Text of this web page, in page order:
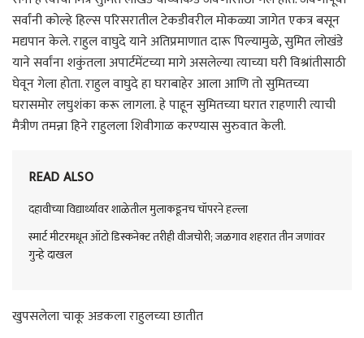
सर्वांनी कोल्हे हिल्स परिसरातील टेकडीवरील मोकळ्या जागेत एकत्र बसून
मद्यपान केले. राहुल वाघुदे याने अतिप्रमाणात दारू पिल्यामुळे, सुमित लोखंडे
याने सर्वांना शकुंतला अपार्टमेंटच्या मागे असलेल्या त्याच्या घरी विश्रांतीसाठी
घेवून गेला होता. राहुल वाघुदे हा घराबाहेर आला आणि तो सुमितच्या
घरासमोर लघुशंका करू लागला. हे पाहून सुमितच्या घरात राहणारी त्याची
मैत्रीण तमन्ना हिने राहुलला शिवीगाळ करण्यास सुरुवात केली.
READ ALSO
दहावीच्या विद्यार्थ्यावर शाळेतील मुलाकडूनच चॉपरने हल्ला
स्मार्ट मीटरमधून ऑटो डिस्कनेक्ट तरीही वीजचोरी; जळगाव शहरात तीन जणांवर
गुन्हे दाखल
खुपसलेला चाकू अडकला राहुलच्या छातीत